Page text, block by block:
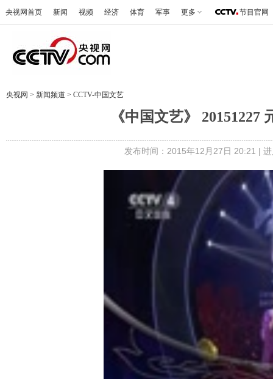
央视网首页 新闻 视频 经济 体育 军事 更多 节目官网
央视网 > 新闻频道 > CCTV-中国文艺
《中国文艺》
发布时间：2015年12月27日 20:21 |